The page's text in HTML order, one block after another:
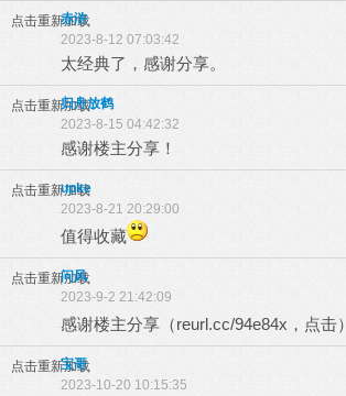
点击重新加载
赤浒
2023-8-12 07:03:42
太经典了，感谢分享。
点击重新加载
归舟放鹤
2023-8-15 04:42:32
感谢楼主分享！
点击重新加载
upke
2023-8-21 20:29:00
值得收藏
点击重新加载
问风
2023-9-2 21:42:09
感谢楼主分享（reurl.cc/94e84x，点击）
点击重新加载
宝哥
2023-10-20 10:15:35